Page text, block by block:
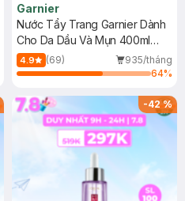
Garnier
Nước Tẩy Trang Garnier Dành
Cho Da Dầu Và Mụn 400ml
(Mới)
4.9 (69)
935/tháng
64%
-42%